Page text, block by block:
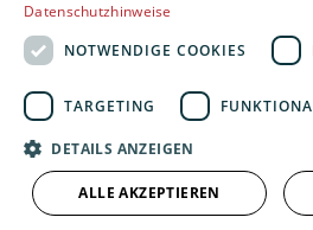
Datenschutzhinweise
NOTWENDIGE COOKIES
TARGETING
DETAILS ANZEIGEN
ALLE AKZEPTIEREN